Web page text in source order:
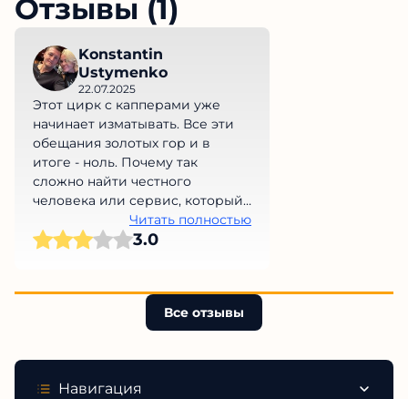
Отзывы (1)
Konstantin
Ustymenko
22.07.2025
Этот цирк с капперами уже
начинает изматывать. Все эти
обещания золотых гор и в
итоге - ноль. Почему так
сложно найти честного
человека или сервис, который
не обманет нас на деньги?
Просто невыносимо!
Читать полностью
3.0
Все отзывы
Навигация